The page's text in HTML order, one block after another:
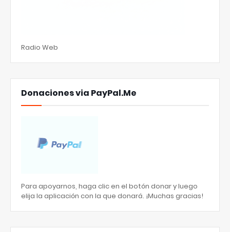
Radio Web
Donaciones via PayPal.Me
Para apoyarnos, haga clic en el botón donar y luego
elija la aplicación con la que donará. ¡Muchas gracias!